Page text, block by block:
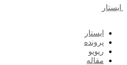
ایستار
ایستار
پرونده
ریویو
مقاله